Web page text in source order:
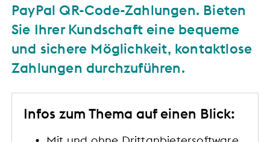
PayPal QR-Code-Zahlungen. Bieten
Sie Ihrer Kundschaft eine bequeme
und sichere Möglichkeit, kontaktlose
Zahlungen durchzuführen.
Infos zum Thema auf einen Blick: